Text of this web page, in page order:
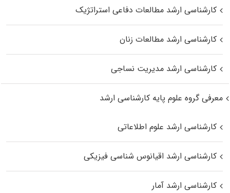
کارشناسی ارشد مطالعات دفاعی استراتژیک
کارشناسی ارشد مطالعات زنان
کارشناسی ارشد مدیریت نساجی
معرفی گروه علوم پایه کارشناسی ارشد
کارشناسی ارشد علوم اطلاعاتی
کارشناسی ارشد اقیانوس‌ شناسی فیزیکی
کارشناسی ارشد آمار